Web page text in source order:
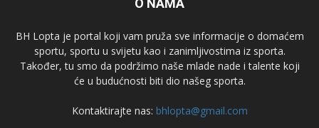
O NAMA
BH Lopta je portal koji vam pruža sve informacije o domaćem
sportu, sportu u svijetu kao i zanimljivostima iz sporta.
Također, tu smo da podržimo naše mlade nade i talente koji
će u budućnosti biti dio našeg sporta.
Kontaktirajte nas: bhlopta@gmail.com